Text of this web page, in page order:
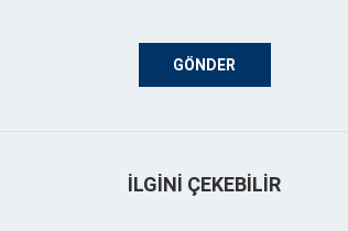
İLGINI ÇEKEBILIR